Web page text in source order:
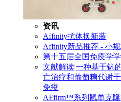
资讯
Affinity抗体换新装
Affinity新品推荐 - 小
第十五届全国免疫学
文献解读|一种基于钒
亡治疗和葡萄糖代谢
免疫
AFfirm™系列鼠单克